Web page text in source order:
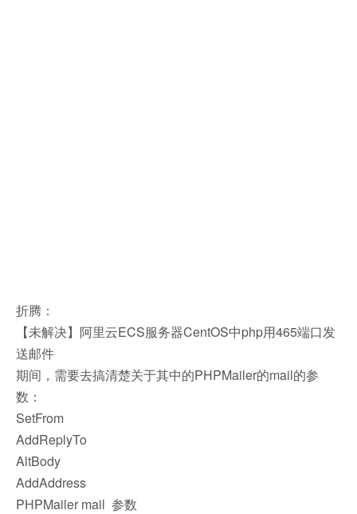
折腾：
【未解决】阿里云ECS服务器CentOS中php用465端口发
送邮件
期间，需要去搞清楚关于其中的PHPMailer的mail的参
数：
SetFrom
AddReplyTo
AltBody
AddAddress
PHPMailer mail 参数